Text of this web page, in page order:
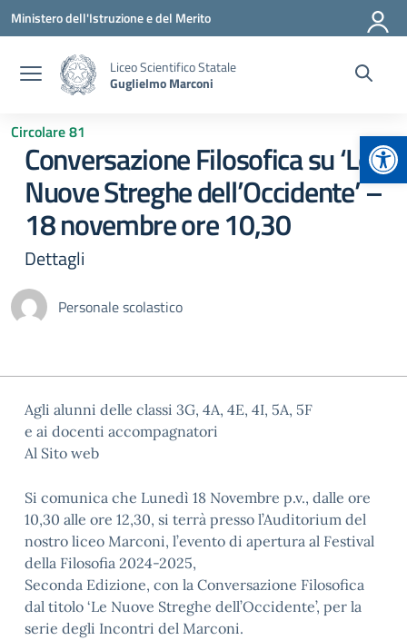
Vai ai contenuti
Vai al menu di navigazione
Vai al footer
Ministero dell'Istruzione e del Merito
Liceo Scientifico Statale
Guglielmo Marconi
Circolare 81
Conversazione Filosofica su ‘Le
Nuove Streghe dell’Occidente’ –
18 novembre ore 10,30
Dettagli
Personale scolastico
Agli alunni delle classi 3G, 4A, 4E, 4I, 5A, 5F
e ai docenti accompagnatori
Al Sito web
Si comunica che Lunedì 18 Novembre p.v., dalle ore
10,30 alle ore 12,30, si terrà presso l’Auditorium del
nostro liceo Marconi, l’evento di apertura al Festival
della Filosofia 2024-2025,
Seconda Edizione, con la Conversazione Filosofica
dal titolo ‘Le Nuove Streghe dell’Occidente’, per la
serie degli Incontri del Marconi.